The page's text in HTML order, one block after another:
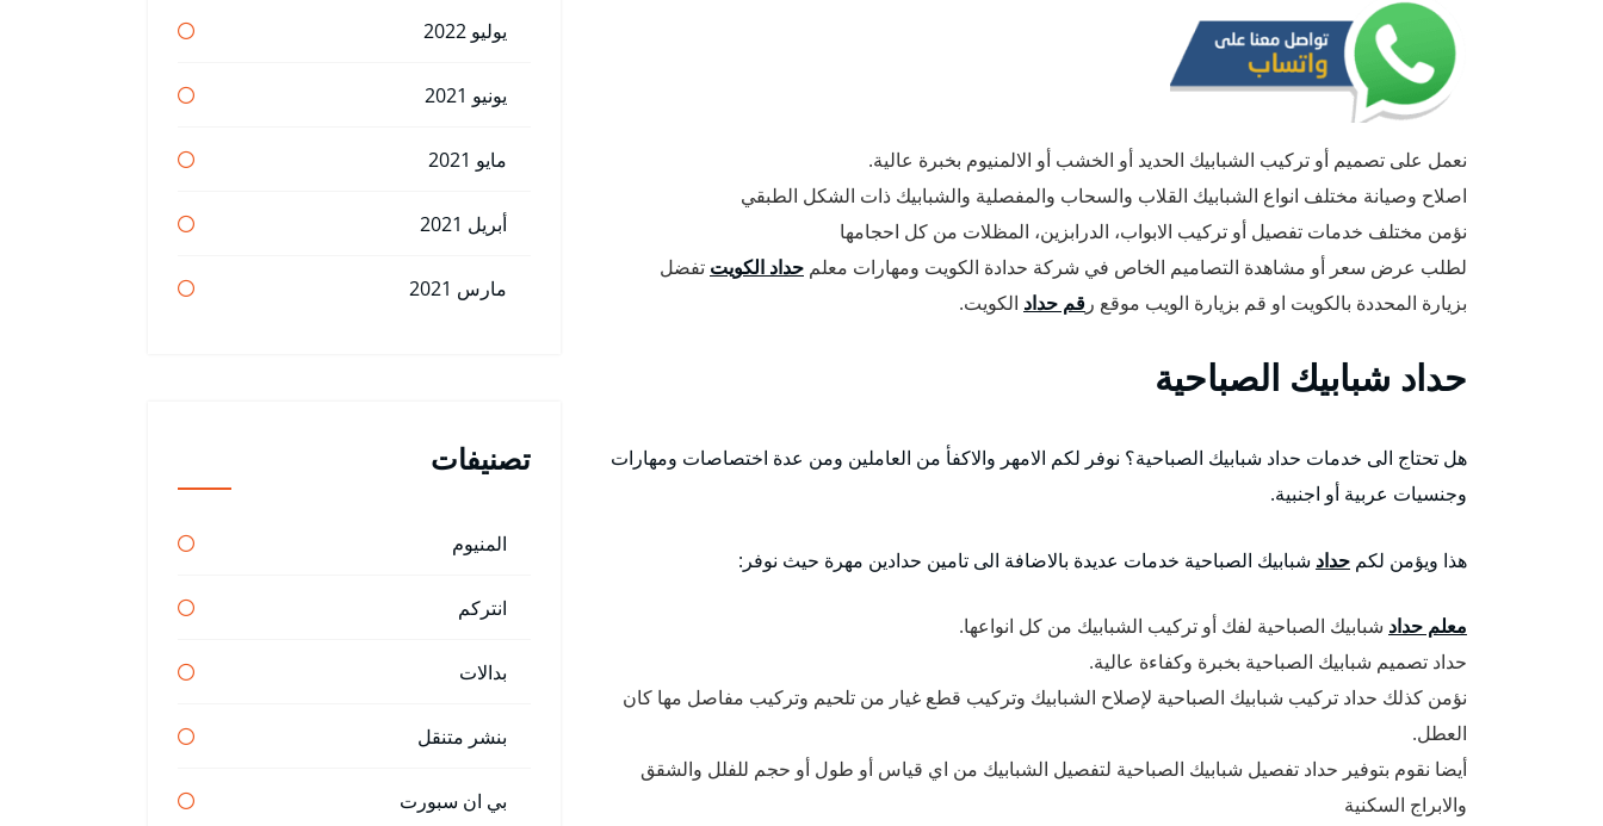
نعمل على تصميم أو تركيب الشبابيك الحديد أو الخشب أو الالمنيوم بخبرة عالية.
اصلاح وصيانة مختلف انواع الشبابيك القلاب والسحاب والمفصلية والشبابيك ذات الشكل الطبقي
نؤمن مختلف خدمات تفصيل أو تركيب الابواب، الدرابزين، المظلات من كل احجامها
لطلب عرض سعر أو مشاهدة التصاميم الخاص في شركة حدادة الكويت ومهارات معلم حداد الكويت تفضل
بزيارة المحددة بالكويت او قم بزيارة الويب موقع ر قم حداد الكويت.
حداد شبابيك الصباحية
هل تحتاج الى خدمات حداد شبابيك الصباحية؟ نوفر لكم الامهر والاكفأ من العاملين ومن عدة اختصاصات ومهارات
وجنسيات عربية أو اجنبية.
هذا ويؤمن لكم حداد شبابيك الصباحية خدمات عديدة بالاضافة الى تامين حدادين مهرة حيث نوفر:
معلم حداد شبابيك الصباحية لفك أو تركيب الشبابيك من كل انواعها.
حداد تصميم شبابيك الصباحية بخبرة وكفاءة عالية.
نؤمن كذلك حداد تركيب شبابيك الصباحية لإصلاح الشبابيك وتركيب قطع غيار من تلحيم وتركيب مفاصل مها كان
العطل.
أيضا نقوم بتوفير حداد تفصيل شبابيك الصباحية لتفصيل الشبابيك من اي قياس أو طول أو حجم للفلل والشقق
والابراج السكنية
يوليو 2022
يونيو 2021
مايو 2021
أبريل 2021
مارس 2021
تصنيفات
المنيوم
انتركم
بدالات
بنشر متنقل
بي ان سبورت